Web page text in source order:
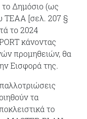
Δημόσιο (ως
ΤΕΑΑ [σελ. 207 §
το 2024
κάνοντας
προμηθειών, θα
Εισφορά της.
τα
το